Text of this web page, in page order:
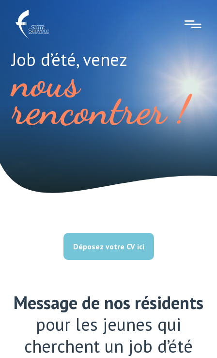
Job d’été, venez
nous
rencontrer !
Déposez votre CV ici
Message de nos résidents
pour les jeunes qui
cherchent un job d’été